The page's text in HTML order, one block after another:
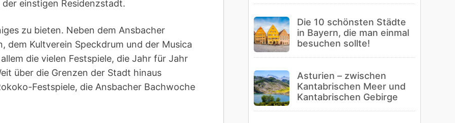
einstigen Residenzstadt.
zu bieten. Neben dem Ansbacher
dem Kultverein Speckdrum und der Musica
die vielen Festspiele, die Jahr für Jahr
über die Grenzen der Stadt hinaus
Festspiele, die Ansbacher Bachwoche
Die 10 schönsten Städte
in Bayern, die man einmal
besuchen sollte!
Asturien – zwischen
Kantabrischen Meer und
Kantabrischen Gebirge